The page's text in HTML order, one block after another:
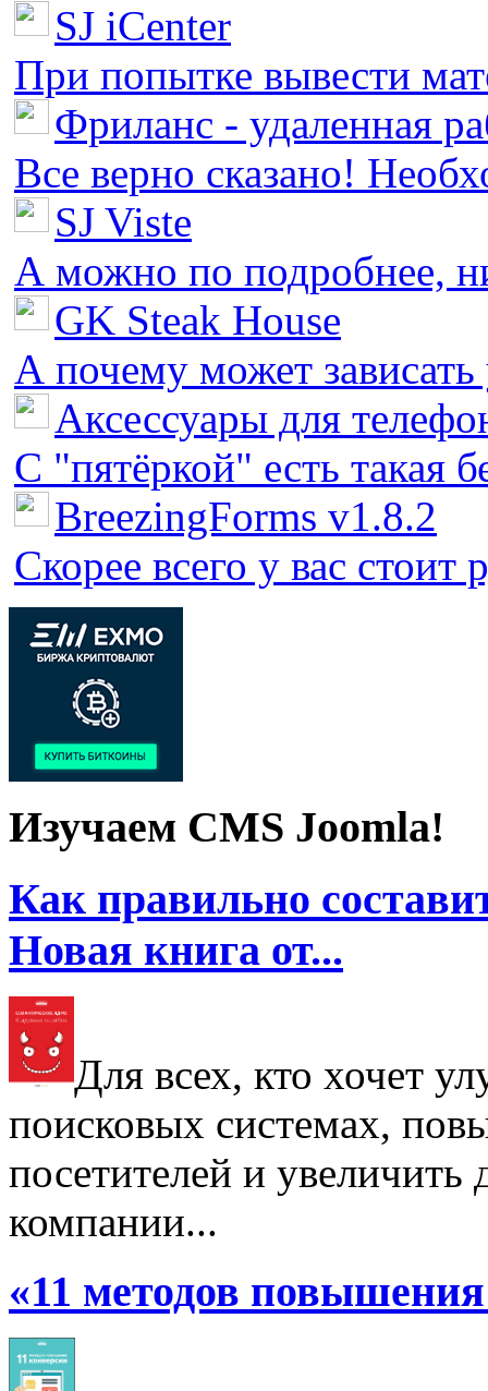
SJ iCenter
При попытке вывести
Фриланс - удаленная
Все верно сказано!
SJ Viste
А можно по подробнее,
GK Steak House
А почему может зависать
Аксессуары для
С "пятёркой" есть такая
BreezingForms v1.8.2
Скорее всего у вас стоит
Изучаем CMS Joomla!
Как правильно
Новая книга от...
Для всех, кто хочет
поисковых системах,
посетителей и увеличить
компании...
«11 методов